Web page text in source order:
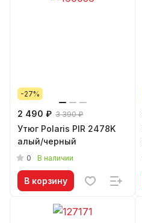
-27%
2 490 ₽ 3 390 ₽
Утюг Polaris PIR 2478K
алый/черный
0 В наличии
В корзину